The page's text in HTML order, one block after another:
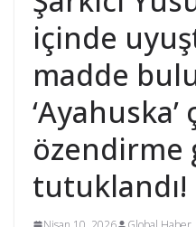
içinde
madde
‘Ayahuska’
özendirme
tutuklandı!